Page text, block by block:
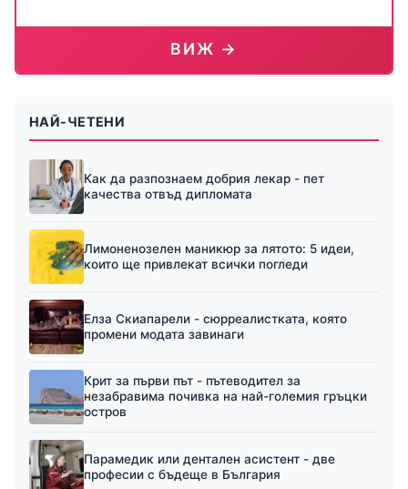
ВИЖ →
НАЙ-ЧЕТЕНИ
Как да разпознаем добрия лекар - пет
качества отвъд дипломата
Лимоненозелен маникюр за лятото: 5 идеи,
които ще привлекат всички погледи
Елза Скиапарели - сюрреалистката, която
промени модата завинаги
Крит за първи път - пътеводител за
незабравима почивка на най-големия гръцки
остров
Парамедик или дентален асистент - две
професии с бъдеще в България